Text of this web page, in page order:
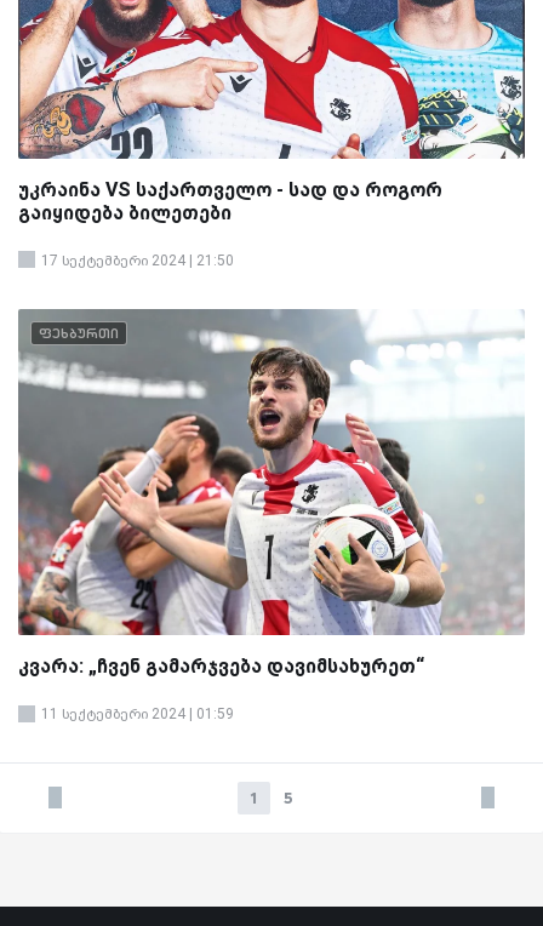
უკრაინა VS საქართველო - სად და როგორ
გაიყიდება ბილეთები
17 სექტემბერი 2024 | 21:50
ფეხბურთი
კვარა: „ჩვენ გამარჯვება დავიმსახურეთ“
11 სექტემბერი 2024 | 01:59
1 5